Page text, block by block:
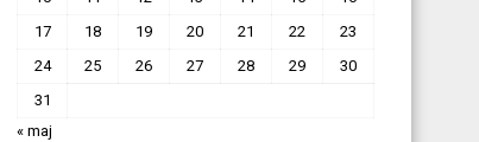
17
18 19 20 21 22
23
24
25 26 27 28 29
30
31
« maj